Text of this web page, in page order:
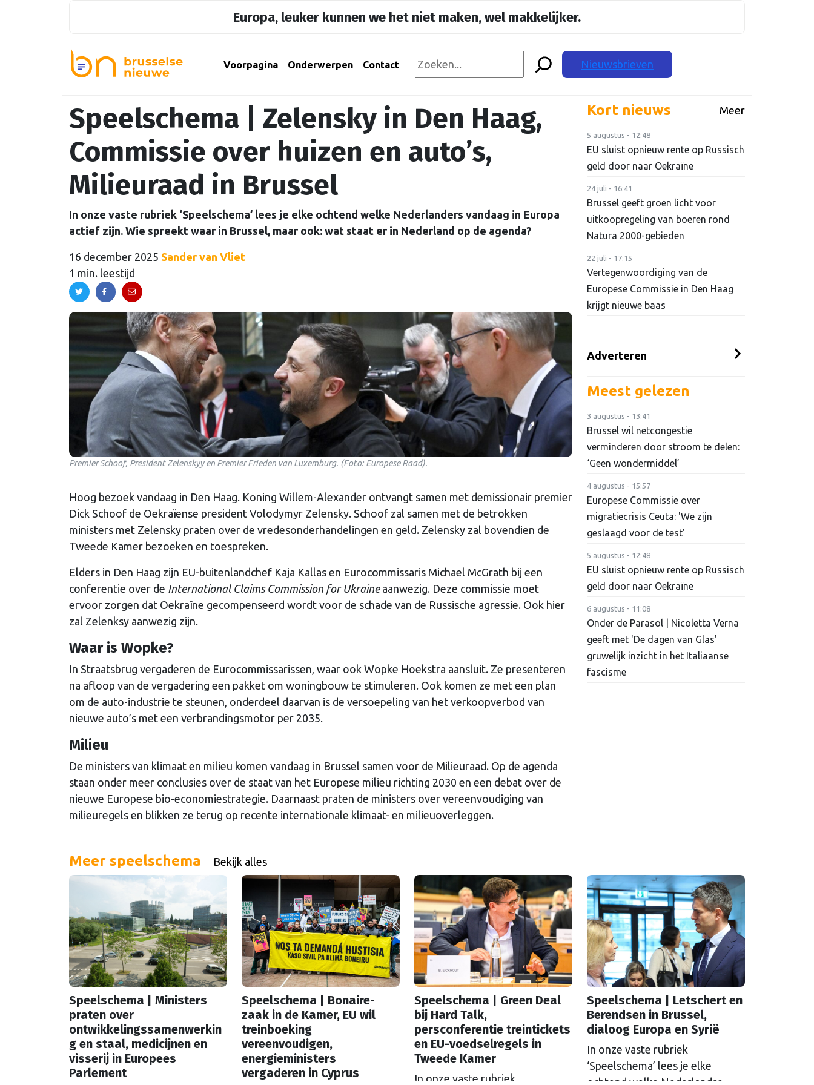
Europa, leuker kunnen we het niet maken, wel makkelijker.
Voorpagina Onderwerpen Contact Nieuwsbrieven
Speelschema | Zelensky in Den Haag,
Commissie over huizen en auto’s,
Milieuraad in Brussel
In onze vaste rubriek ‘Speelschema’ lees je elke ochtend welke Nederlanders vandaag in Europa
actief zijn. Wie spreekt waar in Brussel, maar ook: wat staat er in Nederland op de agenda?
16 december 2025 Sander van Vliet
1 min. leestijd
Premier Schoof, President Zelenskyy en Premier Frieden van Luxemburg. (Foto: Europese Raad).
Hoog bezoek vandaag in Den Haag. Koning Willem-Alexander ontvangt samen met demissionair premier
Dick Schoof de Oekraïense president Volodymyr Zelensky. Schoof zal samen met de betrokken
ministers met Zelensky praten over de vredesonderhandelingen en geld. Zelensky zal bovendien de
Tweede Kamer bezoeken en toespreken.
Elders in Den Haag zijn EU-buitenlandchef Kaja Kallas en Eurocommissaris Michael McGrath bij een
conferentie over de International Claims Commission for Ukraine aanwezig. Deze commissie moet
ervoor zorgen dat Oekraïne gecompenseerd wordt voor de schade van de Russische agressie. Ook hier
zal Zelenksy aanwezig zijn.
Waar is Wopke?
In Straatsbrug vergaderen de Eurocommissarissen, waar ook Wopke Hoekstra aansluit. Ze presenteren
na afloop van de vergadering een pakket om woningbouw te stimuleren. Ook komen ze met een plan
om de auto-industrie te steunen, onderdeel daarvan is de versoepeling van het verkoopverbod van
nieuwe auto’s met een verbrandingsmotor per 2035.
Milieu
De ministers van klimaat en milieu komen vandaag in Brussel samen voor de Milieuraad. Op de agenda
staan onder meer conclusies over de staat van het Europese milieu richting 2030 en een debat over de
nieuwe Europese bio-economiestrategie. Daarnaast praten de ministers over vereenvoudiging van
milieuregels en blikken ze terug op recente internationale klimaat- en milieuoverleggen.
Kort nieuws Meer
5 augustus - 12:48
EU sluist opnieuw rente op Russisch
geld door naar Oekraïne
24 juli - 16:41
Brussel geeft groen licht voor
uitkoopregeling van boeren rond
Natura 2000-gebieden
22 juli - 17:15
Vertegenwoordiging van de
Europese Commissie in Den Haag
krijgt nieuwe baas
Adverteren
Meest gelezen
3 augustus - 13:41
Brussel wil netcongestie
verminderen door stroom te delen:
‘Geen wondermiddel’
4 augustus - 15:57
Europese Commissie over
migratiecrisis Ceuta: 'We zijn
geslaagd voor de test'
5 augustus - 12:48
EU sluist opnieuw rente op Russisch
geld door naar Oekraïne
6 augustus - 11:08
Onder de Parasol | Nicoletta Verna
geeft met 'De dagen van Glas'
gruwelijk inzicht in het Italiaanse
fascisme
Meer speelschema Bekijk alles
Speelschema | Ministers
praten over
ontwikkelingssamenwerkin
g en staal, medicijnen en
visserij in Europees
Parlement
Speelschema | Bonaire-
zaak in de Kamer, EU wil
treinboeking
vereenvoudigen,
energieministers
vergaderen in Cyprus
Speelschema | Green Deal
bij Hard Talk,
persconferentie treintickets
en EU-voedselregels in
Tweede Kamer
In onze vaste rubriek
Speelschema | Letschert en
Berendsen in Brussel,
dialoog Europa en Syrië
In onze vaste rubriek
‘Speelschema’ lees je elke
ochtend welke Nederlandse